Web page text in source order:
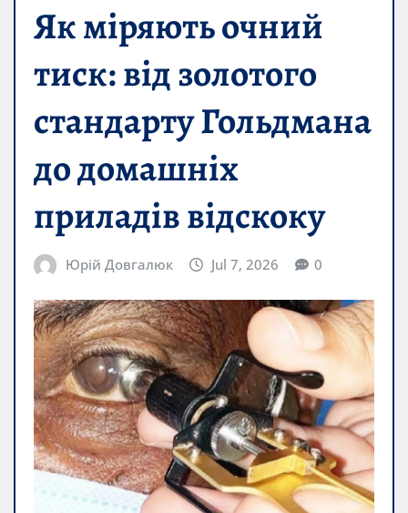
Як міряють очний
тиск: від золотого
стандарту Гольдмана
до домашніх
приладів відскоку
Юрій Довгалюк Jul 7, 2026 0